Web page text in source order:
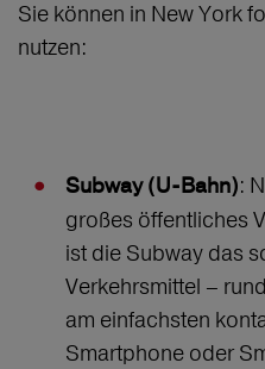
Sie können in New York
nutzen:
Subway (U-Bahn):
großes öffentliches
ist die Subway das
Verkehrsmittel –
am einfachsten
Smartphone oder